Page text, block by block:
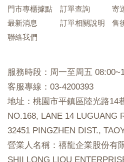
門市專櫃據點
最新消息
聯絡我們
訂單查詢
訂單相關說明
寄
售
服務時段：周一至周五
客服專線：03-4200393
地址：桃園市平鎮區陸光路14
NO.168, LANE 14 LUGUANG
32451 PINGZHEN DIST.,
營業人名稱：禧龍企業股份有
SHII LONG LIOU